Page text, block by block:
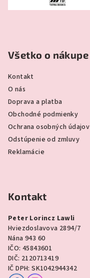
Všetko o nákupe
Kontakt
O nás
Doprava a platba
Obchodné podmienky
Ochrana osobných údajov
Odstúpenie od zmluvy
Reklamácie
Kontakt
Peter Lorincz Lawli
Hviezdoslavova 2894/7
Nána 943 60
IČO: 45843601
DIČ: 2120713419
IČ DPH: SK1042944342